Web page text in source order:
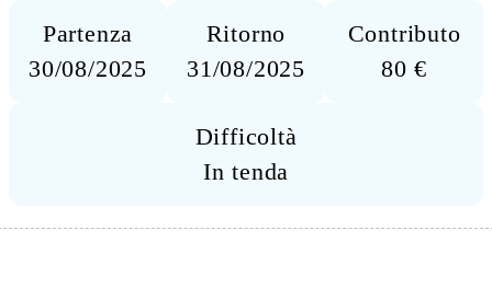
Partenza
30/08/2025
Ritorno
31/08/2025
Contributo
80 €
Difficoltà
In tenda